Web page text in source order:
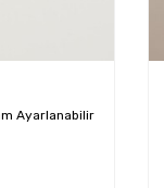
Ayarlanabilir